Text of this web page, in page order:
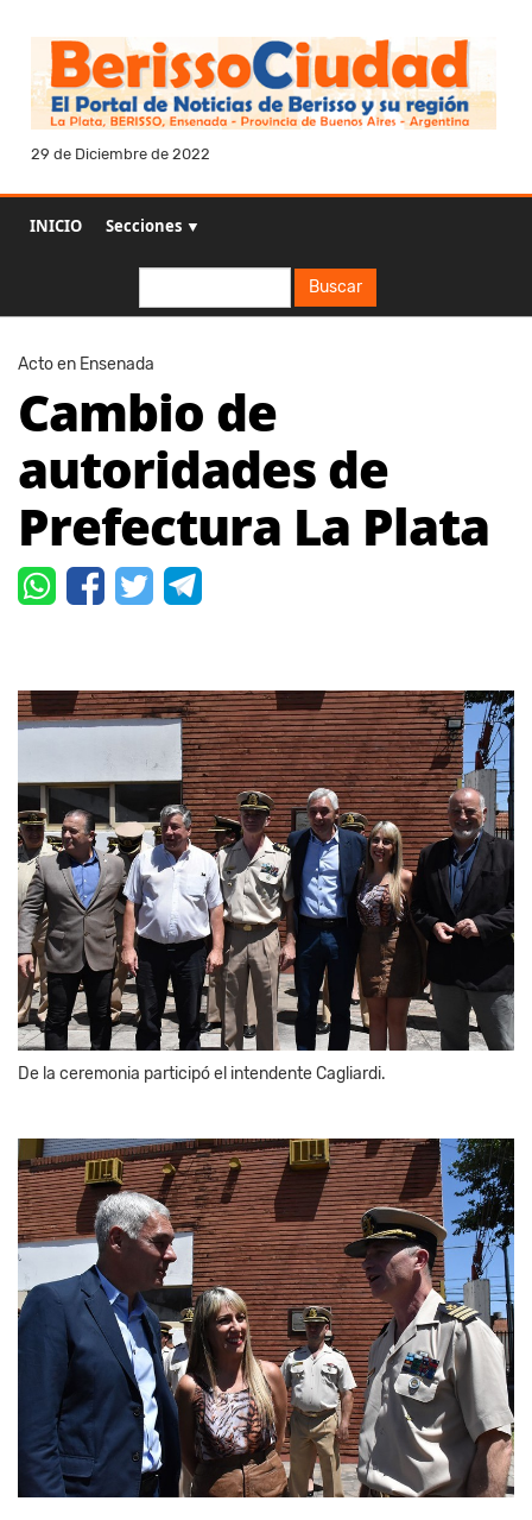
29 de Diciembre de 2022
INICIO Secciones ▼
Buscar
Acto en Ensenada
Cambio de
autoridades de
Prefectura La Plata
De la ceremonia participó el intendente Cagliardi.